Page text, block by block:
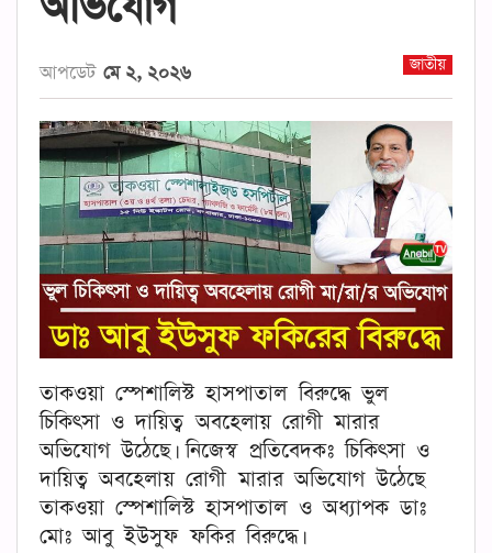
জাতীয়
আপডেট মে ২, ২০২৬
তাকওয়া স্পেশালিস্ট হাসপাতাল বিরুদ্ধে ভুল
চিকিৎসা ও দায়িত্ব অবহেলায় রোগী মারার
অভিযোগ উঠেছে। নিজেস্ব প্রতিবেদকঃ চিকিৎসা ও
দায়িত্ব অবহেলায় রোগী মারার অভিযোগ উঠেছে
তাকওয়া স্পেশালিস্ট হাসপাতাল ও অধ্যাপক ডাঃ
মোঃ আবু ইউসুফ ফকির বিরুদ্ধে।